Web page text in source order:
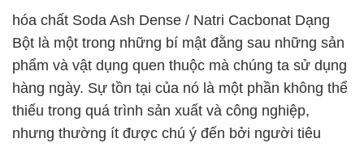
hóa chất Soda Ash Dense / Natri Cacbonat Dạng
Bột là một trong những bí mật đằng sau những sản
phẩm và vật dụng quen thuộc mà chúng ta sử dụng
hàng ngày. Sự tồn tại của nó là một phần không thể
thiếu trong quá trình sản xuất và công nghiệp,
nhưng thường ít được chú ý đến bởi người tiêu